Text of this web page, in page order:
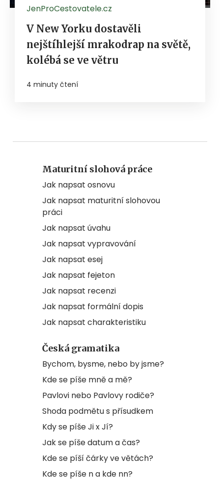
JenProCestovatele.cz
V New Yorku dostavěli
nejštíhlejší mrakodrap na světě,
kolébá se ve větru
4 minuty čtení
Maturitní slohová práce
Jak napsat osnovu
Jak napsat maturitní slohovou
práci
Jak napsat úvahu
Jak napsat vypravování
Jak napsat esej
Jak napsat fejeton
Jak napsat recenzi
Jak napsat formální dopis
Jak napsat charakteristiku
Česká gramatika
Bychom, bysme, nebo by jsme?
Kde se píše mně a mě?
Pavlovi nebo Pavlovy rodiče?
Shoda podmětu s přísudkem
Kdy se píše Ji x Jí?
Jak se píše datum a čas?
Kde se píší čárky ve větách?
Kde se píše n a kde nn?